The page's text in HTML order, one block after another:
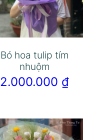
Bó hoa tulip tím
nhuộm
2.000.000 ₫